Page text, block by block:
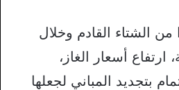
من الشتاء القادم وخلال
ارتفاع أسعار الغاز،
بتجديد المباني لجعلها